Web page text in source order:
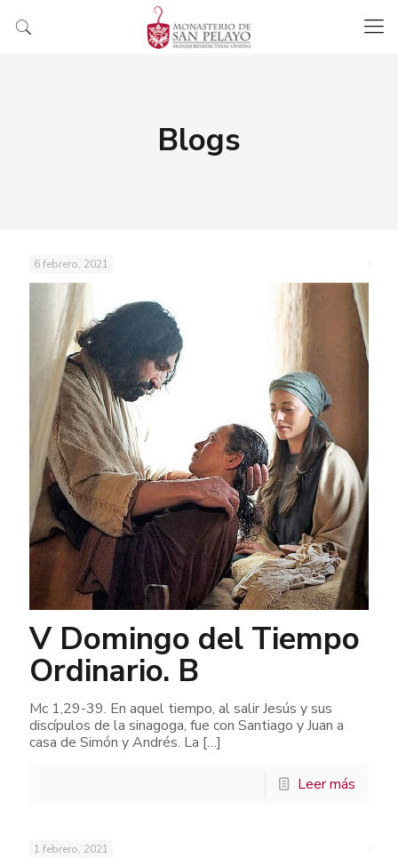
Blogs
6 febrero, 2021
V Domingo del Tiempo
Ordinario. B
Mc 1,29-39. En aquel tiempo, al salir Jesús y sus
discípulos de la sinagoga, fue con Santiago y Juan a
casa de Simón y Andrés. La […]
Leer más
1 febrero, 2021